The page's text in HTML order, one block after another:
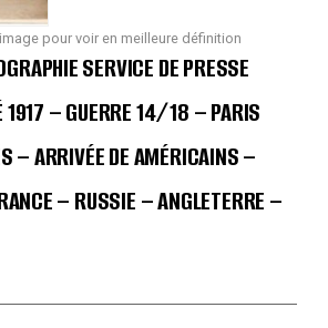
pour voir en meilleure définition
SERVICE DE PRESSE
1917 – GUERRE 14/18 – PARIS
– ARRIVÉE DE AMÉRICAINS –
– RUSSIE – ANGLETERRE –